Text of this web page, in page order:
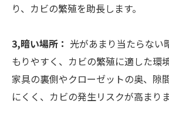
り、カビの繁殖を助長します。
3,暗い場所： 光があまり当たらない
もりやすく、カビの繁殖に適した環
家具の裏側やクローゼットの奥、隙
にくく、カビの発生リスクが高まりま